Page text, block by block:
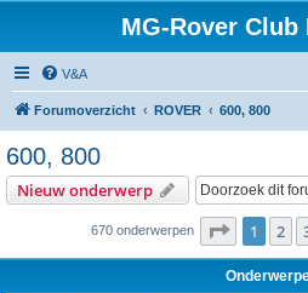
MG-Rover Club
V&A
Forumoverzicht ROVER 600, 800
600, 800
Nieuw onderwerp
670 onderwerpen Pagina
1 2